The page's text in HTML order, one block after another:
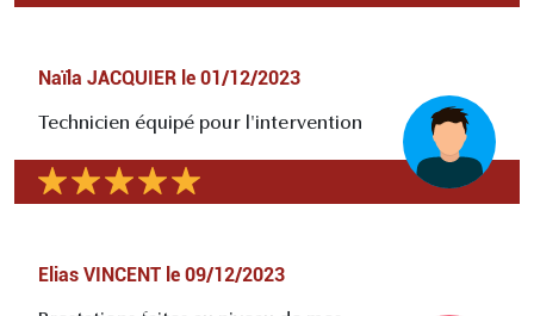
Naïla JACQUIER le 01/12/2023
Technicien équipé pour l'intervention
Elias VINCENT le 09/12/2023